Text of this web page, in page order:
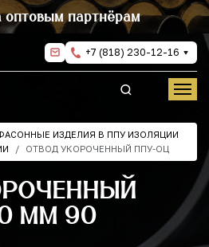
оптовым партнёрам
+7 (818) 230-12-16
ИЗДЕЛИЯ В ППУ ИЗОЛЯЦИИ
ОТВОД УКОРОЧЕННЫЙ ППУ-ОЦ
ММ 90